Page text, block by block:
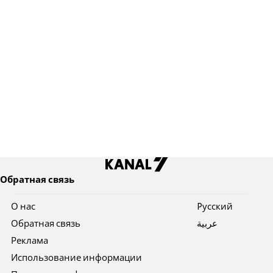
Обратная связь
О нас
Обратная связь
Реклама
Использование информации
Pусский
عربية